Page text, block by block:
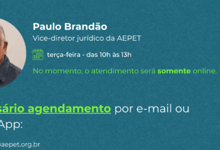
é fenômeno global, mas no Brasil enfrenta
ciclicamente altos.
o gestor de recursos se transforma em banco
proteção. Opera em um mercado onde a regulação
ou setorial. Ela demonstra uma impossibilidade
de mercado viável para investimentos produtivos